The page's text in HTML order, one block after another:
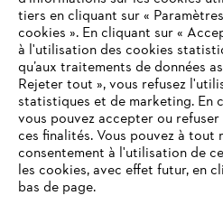
Questions / Réponses
Service
Conditions Générales de Vente
VOTRE
N'EST PLUS PRIS
Vous utilisez un navigateur
en charge, et certaines
peuvent fonctionner correctement.
tiers en cliquant sur «
cookies ». En cliquant sur «
à l'utilisation des cookies
qu’aux traitements de données
Rejeter tout », vous refusez
statistiques et de marketing. En
vous pouvez accepter ou
ces finalités. Vous pouvez à
consentement à l'utilisation de
les cookies, avec effet futur, en
bas de page.